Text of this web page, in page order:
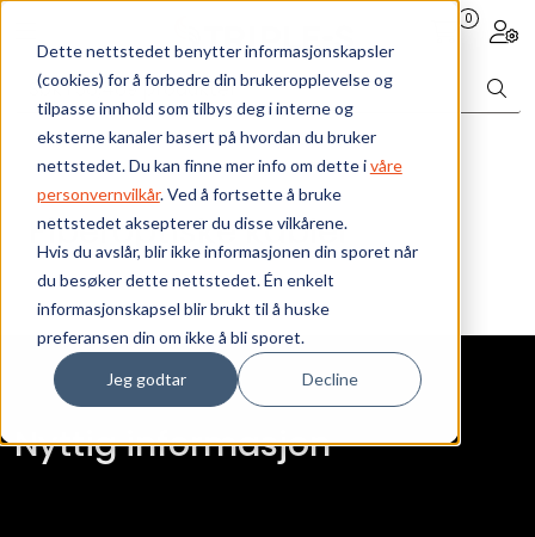
Dette nettstedet benytter informasjonskapsler
(cookies) for å forbedre din brukeropplevelse og
tilpasse innhold som tilbys deg i interne og
eksterne kanaler basert på hvordan du bruker
nettstedet. Du kan finne mer info om dette ivåre
personvernvilkår. Ved å fortsette å bruke
nettstedet aksepterer du disse vilkårene.
Hvis du avslår, blir ikke informasjonen din sporet når
du besøker dette nettstedet. Én enkelt
informasjonskapsel blir brukt til å huske
preferansen din om ikke å bli sporet.
Jeg godtar Decline
Skip to main content 0
Fiberoptiske kabler
Nyttig informasjon
Bærekraft
Vi tilbyr
Ressurser
Om oss